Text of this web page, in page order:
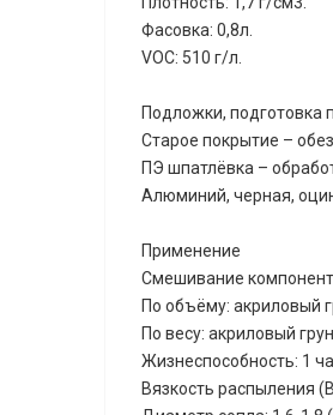
Фасовка: 0,8л.
VOC: 510 г/л.
Подложки, подготовка
Старое покрытие –
ПЭ шпатлёвка –
Алюминий, черная,
Применение
Смешивание
По объёму: акриловый
По весу: акриловый
Жизнеспособность: 1
Вязкость распыления